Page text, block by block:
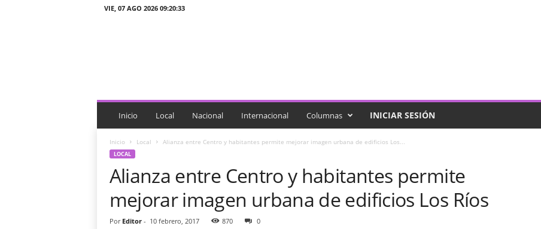
VIE, 07 AGO 2026 09:20:33
c
a
Inicio Local Nacional Internacional Columnas INICIAR SESIÓN
Inicio Local Alianza entre Centro y habitantes permite mejorar imagen urbana de edificios Los...
LOCAL
Alianza entre Centro y habitantes permite
mejorar imagen urbana de edificios Los Ríos
Por Editor- 10 febrero, 2017 870 0